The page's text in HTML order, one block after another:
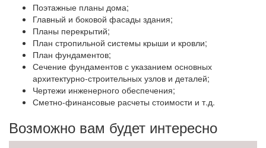
Поэтажные планы дома;
Главный и боковой фасады здания;
Планы перекрытий;
План стропильной системы крыши и кровли;
План фундаментов;
Сечение фундаментов с указанием основных
архитектурно-строительных узлов и деталей;
Чертежи инженерного обеспечения;
Сметно-финансовые расчеты стоимости и т.д.
Возможно вам будет интересно